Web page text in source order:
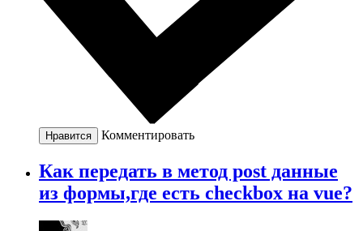
Нравится Комментировать
Как передать в метод post данные
из формы,где есть checkbox на vue?